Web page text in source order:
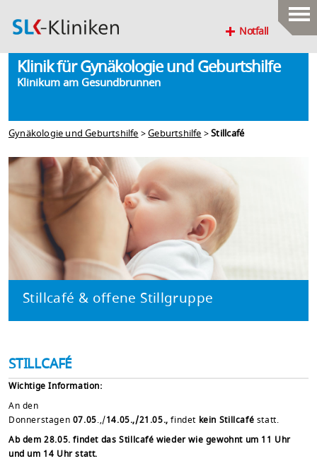
Notfall
Klinik für Gynäkologie und Geburtshilfe
Klinikum am Gesundbrunnen
Gynäkologie und Geburtshilfe>Geburtshilfe>Stillcafé
Stillcafé & offene Stillgruppe
STILLCAFÉ
Wichtige Information:
An den
Donnerstagen 07.05.,/14.05.,/21.05., findet kein Stillcafé statt.
Ab dem 28.05. findet das Stillcafé wieder wie gewohnt um 11 Uhr
und um 14 Uhr statt.